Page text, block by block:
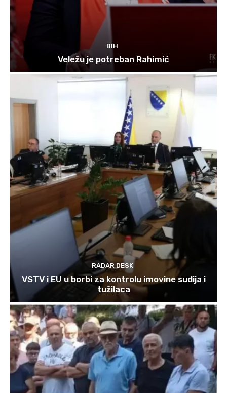
BIH
Veležu je potreban Rahimić
RADAR DESK
VSTV i EU u borbi za kontrolu imovine sudija i
tužilaca